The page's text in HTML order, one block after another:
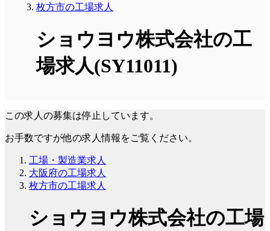
枚方市の工場求人
ショウヨウ株式会社の工
場求人(SY11011)
この求人の募集は停止しています。
お手数ですが他の求人情報をご覧ください。
工場・製造業求人
大阪府の工場求人
枚方市の工場求人
ショウヨウ株式会社の工場